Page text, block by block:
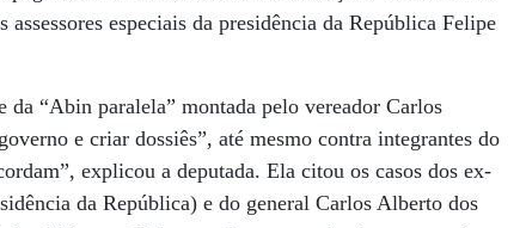
especiais da presidência da República Felipe
da “Abin paralela” montada pelo vereador Carlos
e criar dossiês”, até mesmo contra integrantes do
explicou a deputada. Ela citou os casos dos ex-
da República) e do general Carlos Alberto dos